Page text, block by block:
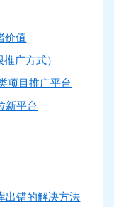
价值
广方式）
项目推广平台
新平台
出错的解决方法